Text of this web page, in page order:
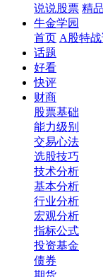
说说股票 精
牛金学园
首页 A股特
话题
好看
快评
财商
股票基础
能力级别
交易心法
选股技巧
技术分析
基本分析
行业分析
宏观分析
指标公式
投资基金
债券